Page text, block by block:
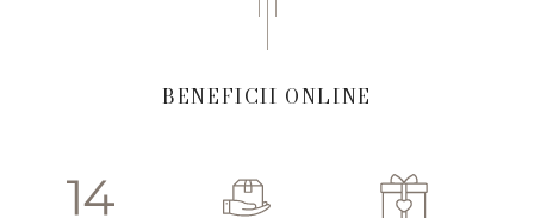
BENEFICII ONLINE